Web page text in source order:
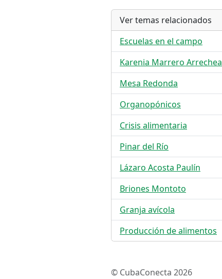
Ver temas relacionados
Escuelas en el campo
Karenia Marrero Arrechea
Mesa Redonda
Organopónicos
Crisis alimentaria
Pinar del Río
Lázaro Acosta Paulín
Briones Montoto
Granja avícola
Producción de alimentos
© CubaConecta 2026